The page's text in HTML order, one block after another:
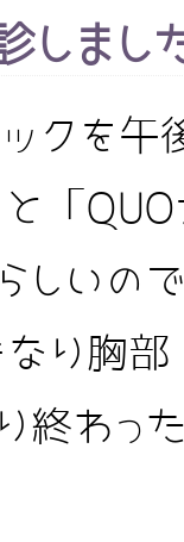
しまし
クを午
「
らし
り胸
終わっ